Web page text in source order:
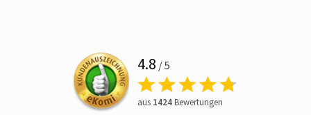
4.8 / 5
aus 1424Bewertungen